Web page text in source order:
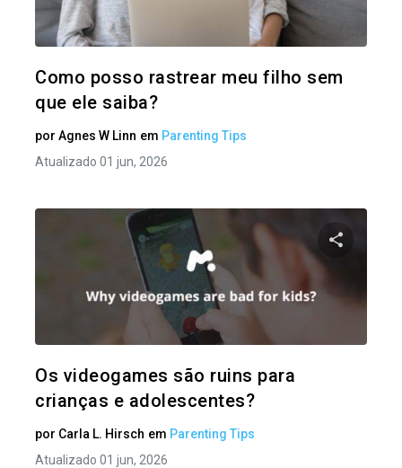
Como posso rastrear meu filho sem
que ele saiba?
por Agnes W Linn em Parenting Tips
Atualizado 01 jun, 2026
Os videogames são ruins para
crianças e adolescentes?
por Carla L. Hirsch em Parenting Tips
Atualizado 01 jun, 2026